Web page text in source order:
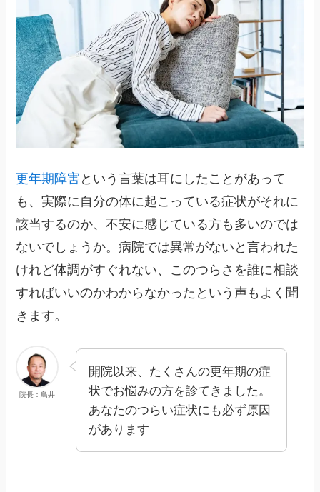
更年期障害という言葉は耳にしたことがあって
も、実際に自分の体に起こっている症状がそれに
該当するのか、不安に感じている方も多いのでは
ないでしょうか。病院では異常がないと言われた
けれど体調がすぐれない、このつらさを誰に相談
すればいいのかわからなかったという声もよく聞
きます。
院長：鳥井
開院以来、たくさんの更年期の症
状でお悩みの方を診てきました。
あなたのつらい症状にも必ず原因
があります